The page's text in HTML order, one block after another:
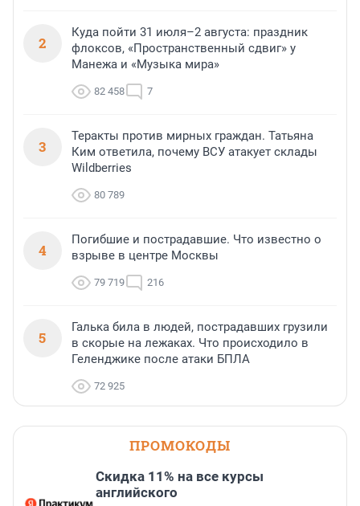
2
Куда пойти 31 июля–2 августа: праздник
флоксов, «Пространственный сдвиг» у
Манежа и «Музыка мира»
82 458 7
3
Теракты против мирных граждан. Татьяна
Ким ответила, почему ВСУ атакует склады
Wildberries
80 789
4
Погибшие и пострадавшие. Что известно о
взрыве в центре Москвы
79 719 216
5
Галька била в людей, пострадавших грузили
в скорые на лежаках. Что происходило в
Геленджике после атаки БПЛА
72 925
ПРОМОКОДЫ
Скидка 11% на все курсы
английского